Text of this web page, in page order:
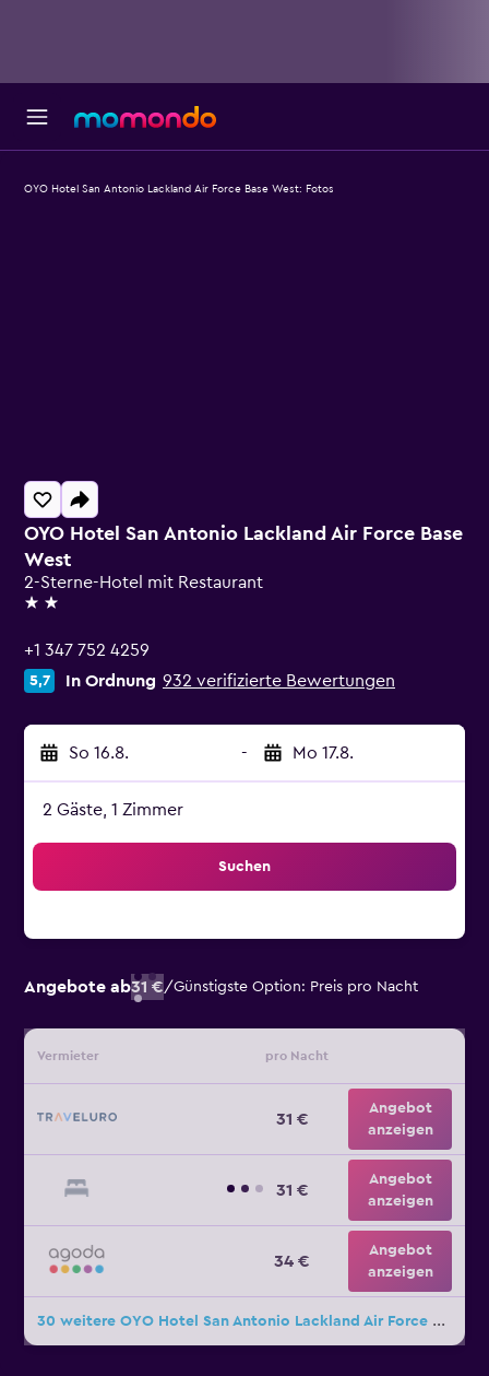
OYO Hotel San Antonio Lackland Air Force Base
West
2-Sterne-Hotel mit Restaurant
2 Sterne
+1 347 752 4259
5,7 In Ordnung 932 verifizierte Bewertungen
So 16.8. - Mo 17.8.
2 Gäste, 1 Zimmer
Suchen
Angebote ab31 €/Günstigste Option: Preis pro Nacht
Vermieter pro Nacht
31 €
Angebot
anzeigen
31 €
Angebot
anzeigen
34 €
Angebot
anzeigen
30 weitere OYO Hotel San Antonio Lackland Air Force Base West Angebote
OYO Hotel San Antonio Lackland Air Force Base West: Fotos